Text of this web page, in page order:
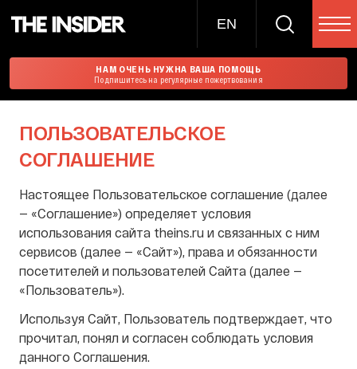
EN
НАМ ОЧЕНЬ НУЖНА ВАША ПОМОЩЬ
Подпишитесь на регулярные пожертвования
ПОЛЬЗОВАТЕЛЬСКОЕ
СОГЛАШЕНИЕ
Настоящее Пользовательское соглашение (далее
— «Соглашение») определяет условия
использования сайта theins.ru и связанных с ним
сервисов (далее — «Сайт»), права и обязанности
посетителей и пользователей Сайта (далее —
«Пользователь»).
Используя Сайт, Пользователь подтверждает, что
прочитал, понял и согласен соблюдать условия
данного Соглашения.